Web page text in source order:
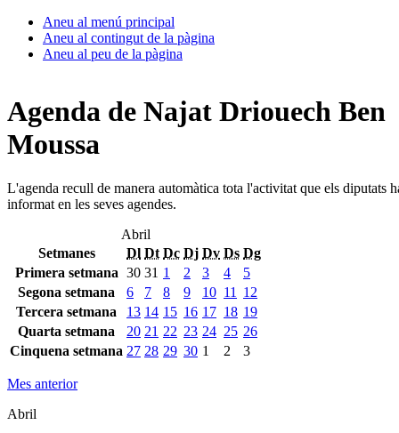
Aneu al menú principal
Aneu al contingut de la pàgina
Aneu al peu de la pàgina
Agenda de Najat Driouech Ben
Moussa
L'agenda recull de manera automàtica tota l'activitat que els diputats
informat en les seves agendes.
Abril
Setmanes
Dl Dt Dc Dj Dv Ds Dg
Primera setmana 30 31 1 2 3 4
5
Segona setmana
6 7 8 9 10 11
12
Tercera setmana
13 14 15 16 17 18 19
Quarta setmana
20 21 22 23 24 25 26
Cinquena setmana 27 28 29 30 1 2 3
Mes anterior
Abril